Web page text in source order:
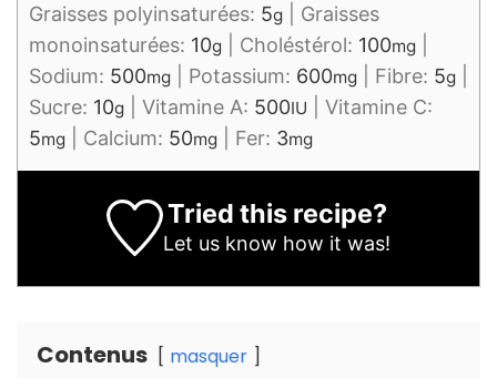
Graisses polyinsaturées: 5g
Graisses
monoinsaturées: 10g Choléstérol: 100mg
Sodium: 500mg Potassium: 600mg Fibre: 5g
Sucre: 10g Vitamine A: 500IU
Vitamine C:
5mg Calcium: 50mg Fer: 3mg
Tried this recipe?
Let us know how it was!
Contenus masquer